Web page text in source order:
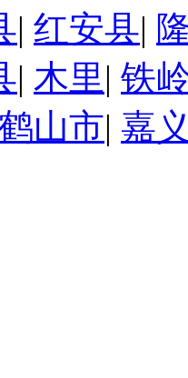
| 红安县|
| 木里| 铁
山市| 嘉